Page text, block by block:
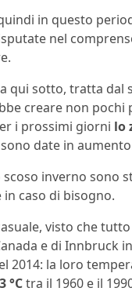
in questo
nel
qui sotto, tratta dal
creare non
i prossimi giorni lo
date in
inverno sono
caso di bisogno.
visto che
e di Innbruck
2014: la loro
3 °Ctra il 1960 e il